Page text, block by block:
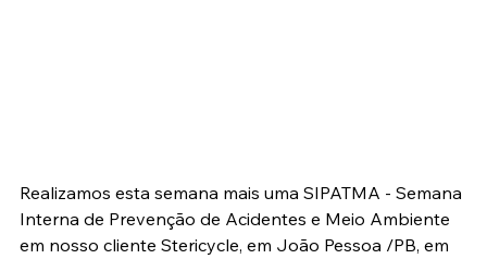
Realizamos esta semana mais uma SIPATMA - Semana
Interna de Prevenção de Acidentes e Meio Ambiente
em nosso cliente Stericycle, em João Pessoa /PB, em